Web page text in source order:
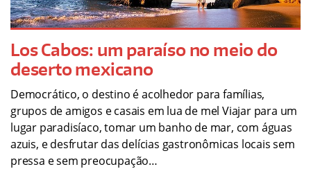
Los Cabos: um paraíso no meio do
deserto mexicano
Democrático, o destino é acolhedor para famílias,
grupos de amigos e casais em lua de mel Viajar para um
lugar paradisíaco, tomar um banho de mar, com águas
azuis, e desfrutar das delícias gastronômicas locais sem
pressa e sem preocupação…